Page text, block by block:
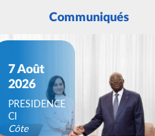
Communiqués
7 Août
2026
PRESIDENCE
CI
Côte